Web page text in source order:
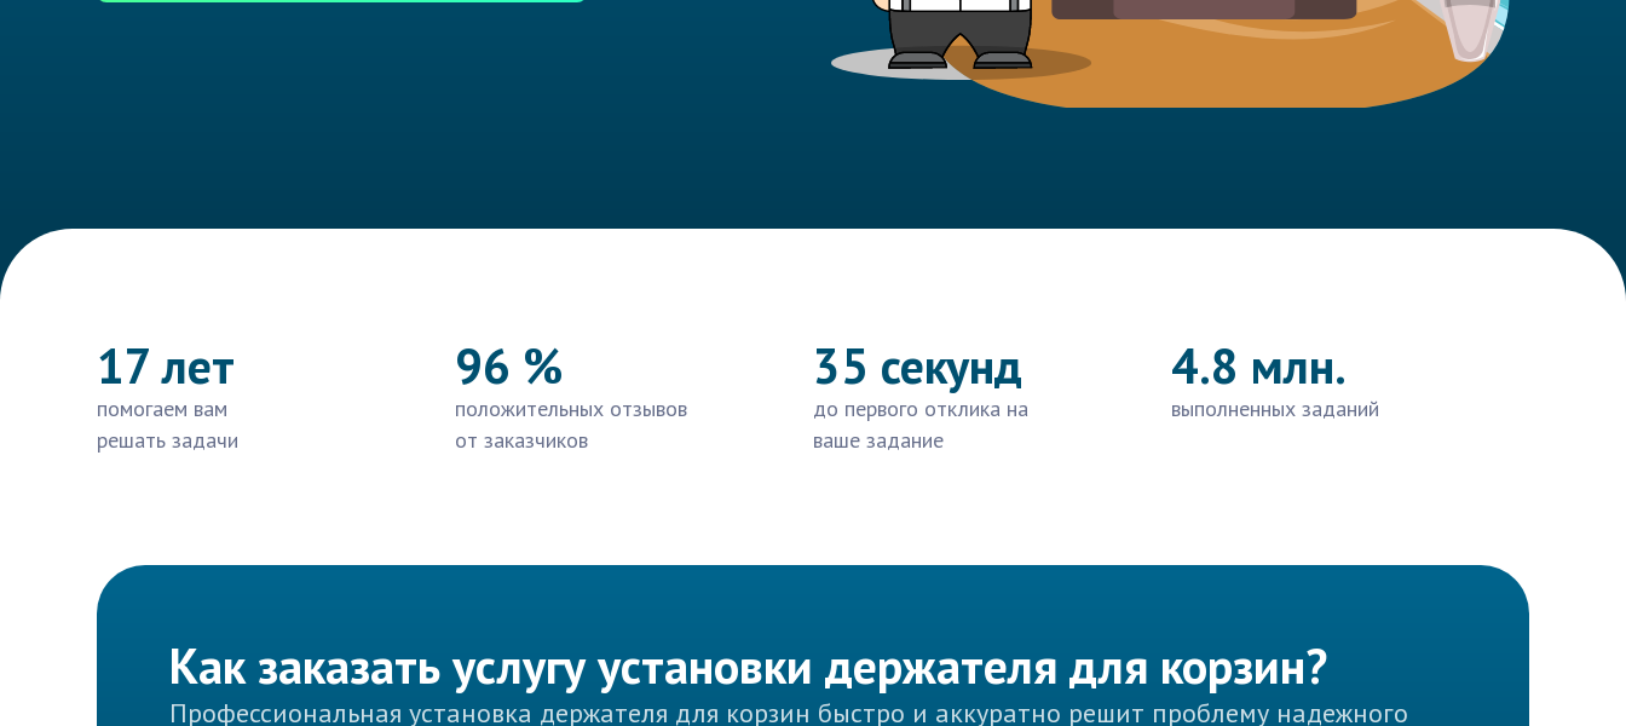
17 лет
помогаем вам
решать задачи
96 %
положительных отзывов
от заказчиков
35 секунд
до первого отклика на
ваше задание
4.8 млн.
выполненных заданий
Как заказать услугу установки держателя для корзин?
Профессиональная установка держателя для корзин быстро и аккуратно решит проблему надежного